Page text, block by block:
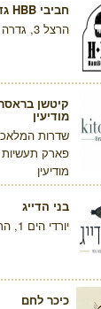
חביבי HBB גדרה
הרצל 3, גדרה
קיטשן
מודיעין
פארק
מודיעין
בני הדייג
יורדי הים 1, הרצליה
כיכר לחם